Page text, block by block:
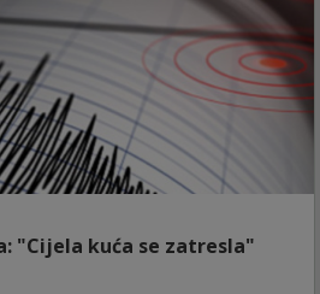
"Cijela kuća se zatresla"